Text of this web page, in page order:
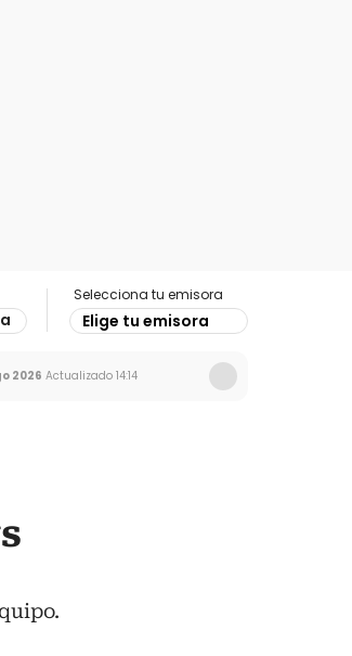
Selecciona tu emisora
Elige tu emisora
2026 Actualizado 14:14